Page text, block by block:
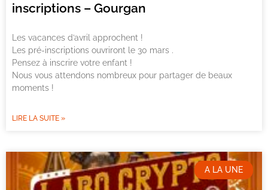
inscriptions – Gourgan
Les vacances d’avril approchent !
Les pré-inscriptions ouvriront le 30 mars .
Pensez à inscrire votre enfant !
Nous vous attendons nombreux pour partager de beaux
moments !
LIRE LA SUITE »
A LA UNE